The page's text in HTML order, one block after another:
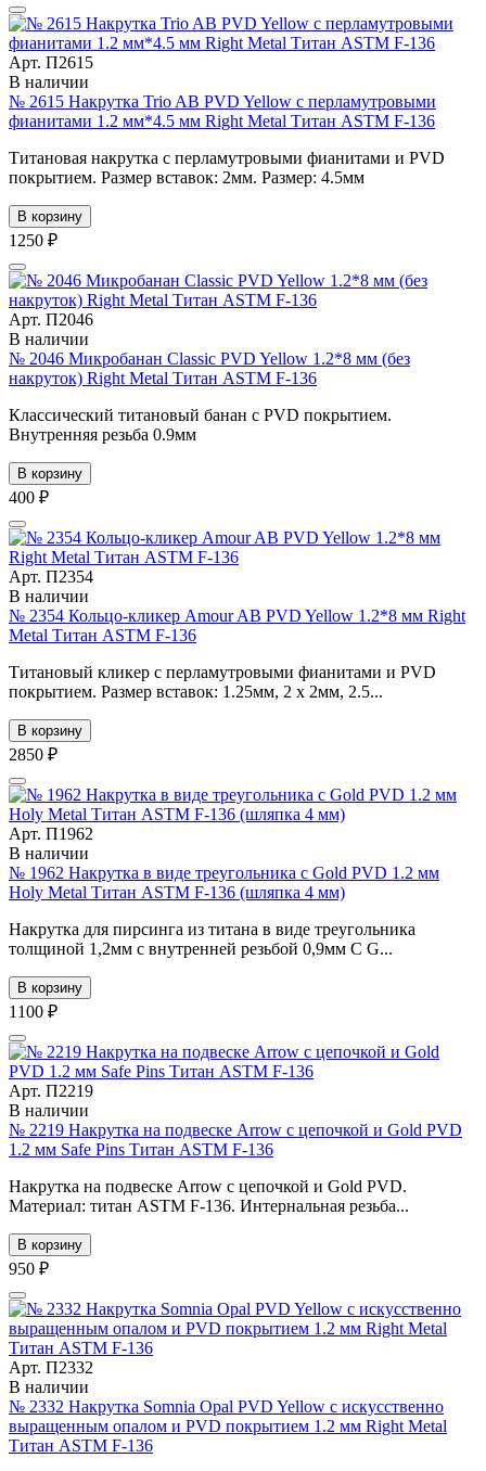
Арт. П2615
В наличии
№ 2615 Накрутка Trio AB PVD Yellow с перламутровыми
фианитами 1.2 мм*4.5 мм Right Metal Титан ASTM F-136
Титановая накрутка с перламутровыми фианитами и PVD
покрытием. Размер вставок: 2мм. Размер: 4.5мм
В корзину
1250 ₽
Арт. П2046
В наличии
№ 2046 Микробанан Classic PVD Yellow 1.2*8 мм (без
накруток) Right Metal Титан ASTM F-136
Классический титановый банан с PVD покрытием.
Внутренняя резьба 0.9мм
В корзину
400 ₽
Арт. П2354
В наличии
№ 2354 Кольцо-кликер Amour AB PVD Yellow 1.2*8 мм Right
Metal Титан ASTM F-136
Титановый кликер с перламутровыми фианитами и PVD
покрытием. Размер вставок: 1.25мм, 2 x 2мм, 2.5...
В корзину
2850 ₽
Арт. П1962
В наличии
№ 1962 Накрутка в виде треугольника с Gold PVD 1.2 мм
Holy Metal Титан ASTM F-136 (шляпка 4 мм)
Накрутка для пирсинга из титана в виде треугольника
толщиной 1,2мм с внутренней резьбой 0,9мм С G...
В корзину
1100 ₽
Арт. П2219
В наличии
№ 2219 Накрутка на подвеске Arrow с цепочкой и Gold PVD
1.2 мм Safe Pins Титан ASTM F-136
Накрутка на подвеске Arrow с цепочкой и Gold PVD.
Материал: титан ASTM F-136. Интернальная резьба...
В корзину
950 ₽
Арт. П2332
В наличии
№ 2332 Накрутка Somnia Opal PVD Yellow с искусственно
выращенным опалом и PVD покрытием 1.2 мм Right Metal
Титан ASTM F-136